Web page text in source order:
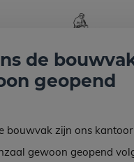
Grafsteen EM
de
geopend
bouwvak zijn ons kantoor
gewoon geopend